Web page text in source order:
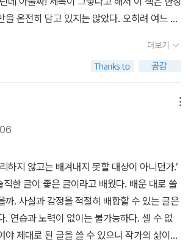
을 온전히 담고 있지는 않았다. 오히려 여느 에
쨌든 그동안 이름은 익히 들어 알고 있는 작가
우했다. 물론 제목이 그러했던 만큼 작가의 글
나오긴은 한다. 그가 작가가 되기로 한 동기가
하고 있었고, 음악은 돈이 너무 많이 들며,
시집살이와 맞먹는다. 그는 자신을 가리켜
. 그렇다면 남는 건 작가가 되는 것. 천 원어치
시작할 수 있는 직업. 문학은 고아가 하는 짓.
올라서려는 종자는 되지 말아야겠다는 것. 이
오랫동안 유지할 수 있는 방법이 작가이겠구
서 조금 더 깊이 들어가 보면, 주인공이 사회
이면 독자들이 별로 내켜하지 않는다. 예를들
에서 헤어진 가족찾아 주기 뭐 그런 프로를 했
더보기
하지 않고는 배겨내지 못할 대상이 아니던가.’
한 글이 좋은 글이라고 배웠다. 배운 대로 쓸
까. 사실과 감정을 적절히 배합할 수 있는 글은
. 연습과 노력이 없이는 불가능하다. 셀 수 없
야 제대로 된 글을 쓸 수 있으니 작가의 삶이란